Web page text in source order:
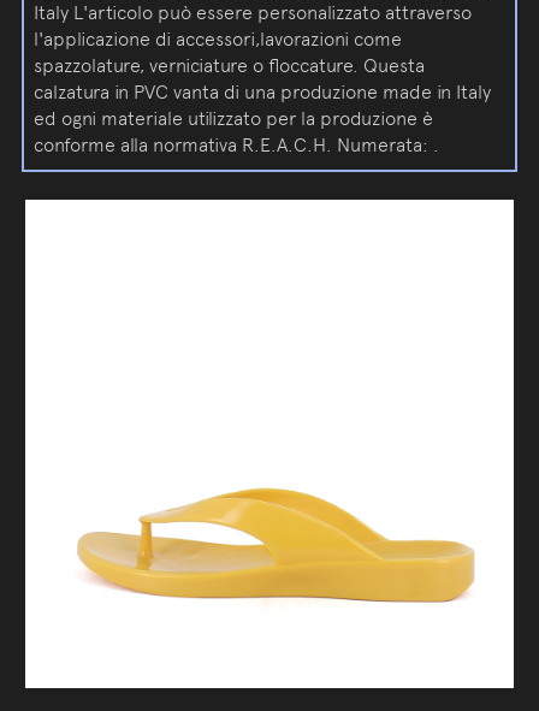
Italy L'articolo può essere personalizzato attraverso
l'applicazione di accessori,lavorazioni come
spazzolature, verniciature o floccature. Questa
calzatura in PVC vanta di una produzione made in Italy
ed ogni materiale utilizzato per la produzione è
conforme alla normativa R.E.A.C.H. Numerata: .